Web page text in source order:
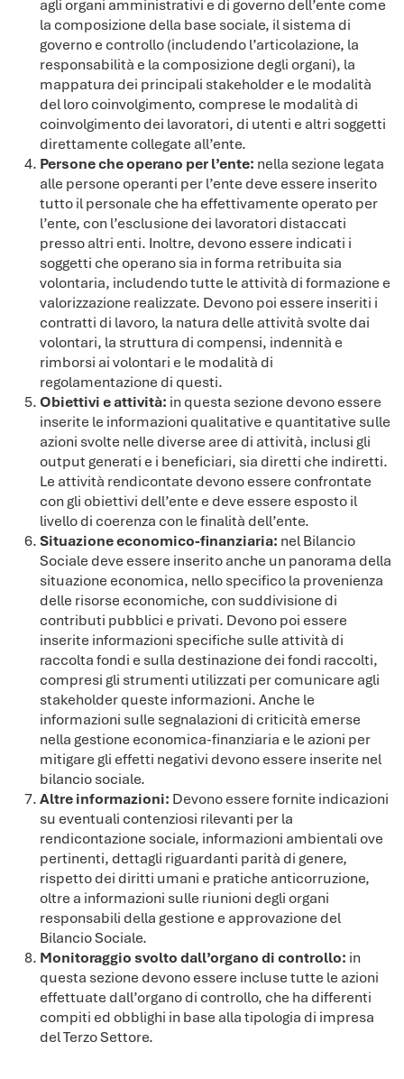
agli organi amministrativi e di governo dell’ente come
la composizione della base sociale, il sistema di
governo e controllo (includendo l’articolazione, la
responsabilità e la composizione degli organi), la
mappatura dei principali stakeholder e le modalità
del loro coinvolgimento, comprese le modalità di
coinvolgimento dei lavoratori, di utenti e altri soggetti
direttamente collegate all’ente.
Persone che operano per l’ente: nella sezione legata
alle persone operanti per l’ente deve essere inserito
tutto il personale che ha effettivamente operato per
l’ente, con l’esclusione dei lavoratori distaccati
presso altri enti. Inoltre, devono essere indicati i
soggetti che operano sia in forma retribuita sia
volontaria, includendo tutte le attività di formazione e
valorizzazione realizzate. Devono poi essere inseriti i
contratti di lavoro, la natura delle attività svolte dai
volontari, la struttura di compensi, indennità e
rimborsi ai volontari e le modalità di
regolamentazione di questi.
Obiettivi e attività: in questa sezione devono essere
inserite le informazioni qualitative e quantitative sulle
azioni svolte nelle diverse aree di attività, inclusi gli
output generati e i beneficiari, sia diretti che indiretti.
Le attività rendicontate devono essere confrontate
con gli obiettivi dell’ente e deve essere esposto il
livello di coerenza con le finalità dell’ente.
Situazione economico-finanziaria: nel Bilancio
Sociale deve essere inserito anche un panorama della
situazione economica, nello specifico la provenienza
delle risorse economiche, con suddivisione di
contributi pubblici e privati. Devono poi essere
inserite informazioni specifiche sulle attività di
raccolta fondi e sulla destinazione dei fondi raccolti,
compresi gli strumenti utilizzati per comunicare agli
stakeholder queste informazioni. Anche le
informazioni sulle segnalazioni di criticità emerse
nella gestione economica-finanziaria e le azioni per
mitigare gli effetti negativi devono essere inserite nel
bilancio sociale.
Altre informazioni: Devono essere fornite indicazioni
su eventuali contenziosi rilevanti per la
rendicontazione sociale, informazioni ambientali ove
pertinenti, dettagli riguardanti parità di genere,
rispetto dei diritti umani e pratiche anticorruzione,
oltre a informazioni sulle riunioni degli organi
responsabili della gestione e approvazione del
Bilancio Sociale.
Monitoraggio svolto dall’organo di controllo: in
questa sezione devono essere incluse tutte le azioni
effettuate dall’organo di controllo, che ha differenti
compiti ed obblighi in base alla tipologia di impresa
del Terzo Settore.